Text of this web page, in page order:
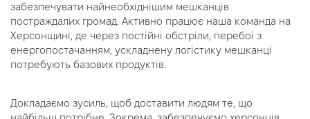
забезпечувати найнеобхіднішим мешканців
постраждалих громад. Активно працює наша команда на
Херсонщині, де через постійні обстріли, перебої з
енергопостачанням, ускладнену логістику мешканці
потребують базових продуктів.
Докладаємо зусиль, щоб доставити людям те, що